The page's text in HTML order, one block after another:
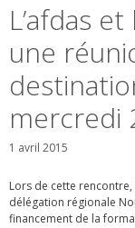
L’afdas
une
mercredi
1 avril 2015
Lors de cette
délégation régionale
financement de la